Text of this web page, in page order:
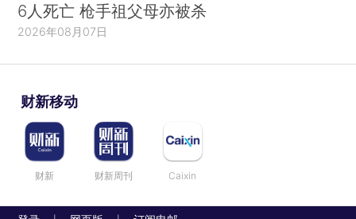
6人死亡 枪手祖父母亦被杀
2026年08月07日
财新移动
财新 财新周刊 Caixin